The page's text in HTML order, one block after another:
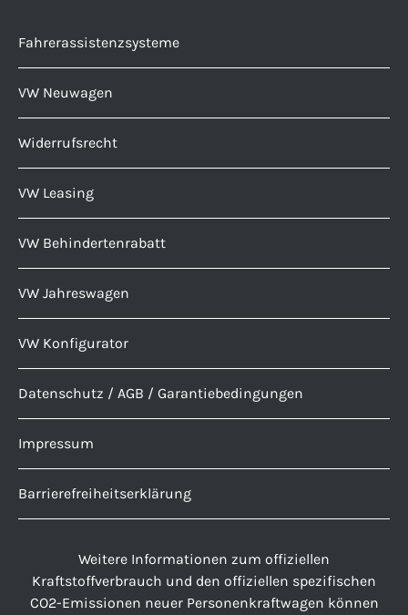
Fahrerassistenzsysteme
VW Neuwagen
Widerrufsrecht
VW Leasing
VW Behindertenrabatt
VW Jahreswagen
VW Konfigurator
Datenschutz / AGB / Garantiebedingungen
Impressum
Barrierefreiheitserklärung
Weitere Informationen zum offiziellen
Kraftstoffverbrauch und den offiziellen spezifischen
CO2-Emissionen neuer Personenkraftwagen können